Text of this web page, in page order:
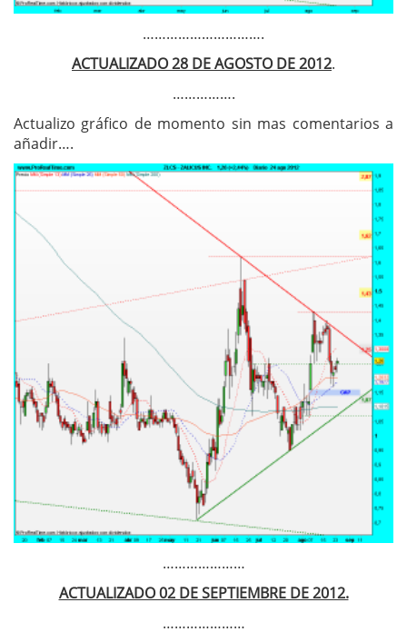
………………………….
ACTUALIZADO 28 DE AGOSTO DE 2012.
…………….
Actualizo gráfico de momento sin mas comentarios a
añadir….
…………………
ACTUALIZADO 02 DE SEPTIEMBRE DE 2012.
…………………